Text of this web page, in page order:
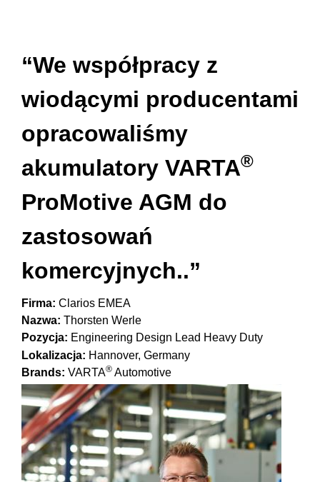
“We współpracy z
wiodącymi producentami
opracowaliśmy
akumulatory VARTA®
ProMotive AGM do
zastosowań
komercyjnych..”
Firma: Clarios EMEA
Nazwa: Thorsten Werle
Pozycja: Engineering Design Lead Heavy Duty
Lokalizacja: Hannover, Germany
Brands: VARTA® Automotive